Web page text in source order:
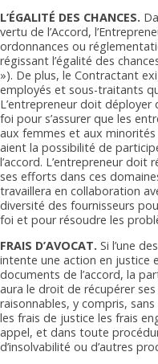
L’ÉGALITÉ DES CHANCES.
vertu de l’Accord,
ordonnances ou
régissant l’égalité des
»). De plus, le Contractant
employés et sous-traitants
L’entrepreneur doit
foi pour s’assurer que les
aux femmes et aux
aient la possibilité de
l’accord. L’entrepreneur
ses efforts dans ces
travaillera en collaboration
diversité des fournisseurs
foi et pour résoudre les
FRAIS D’AVOCAT. Si l’une
intente une action en justice
documents de l’accord, la
aura le droit de récupérer
raisonnables, y compris,
les frais de justice les frais
appel, et dans toute
d’insolvabilité ou d’autres